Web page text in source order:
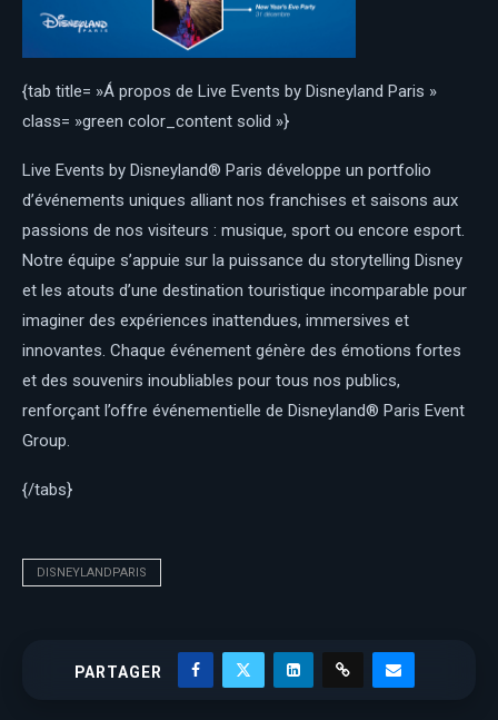
{tab title= »Á propos de Live Events by Disneyland Paris »
class= »green color_content solid »}
Live Events by Disneyland® Paris développe un portfolio
d’événements uniques alliant nos franchises et saisons aux
passions de nos visiteurs : musique, sport ou encore esport.
Notre équipe s’appuie sur la puissance du storytelling Disney
et les atouts d’une destination touristique incomparable pour
imaginer des expériences inattendues, immersives et
innovantes. Chaque événement génère des émotions fortes
et des souvenirs inoubliables pour tous nos publics,
renforçant l’offre événementielle de Disneyland® Paris Event
Group.
{/tabs}
DISNEYLANDPARIS
PARTAGER